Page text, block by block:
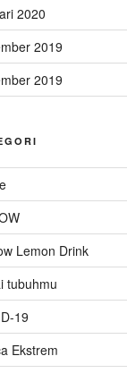
2020
2019
2019
Lemon Drink
tubuhmu
19
Ekstrem